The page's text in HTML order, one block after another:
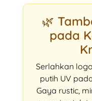
🌿
pada
Serlahkan
putih UV
Gaya rustic,